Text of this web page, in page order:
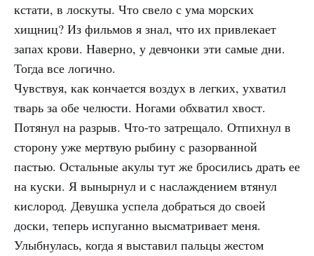
кстати, в лоскуты. Что свело с ума морских
хищниц? Из фильмов я знал, что их привлекает
запах крови. Наверно, у девчонки эти самые дни.
Тогда все логично.
Чувствуя, как кончается воздух в легких, ухватил
тварь за обе челюсти. Ногами обхватил хвост.
Потянул на разрыв. Что-то затрещало. Отпихнул в
сторону уже мертвую рыбину с разорванной
пастью. Остальные акулы тут же бросились драть ее
на куски. Я вынырнул и с наслаждением втянул
кислород. Девушка успела добраться до своей
доски, теперь испуганно высматривает меня.
Улыбнулась, когда я выставил пальцы жестом